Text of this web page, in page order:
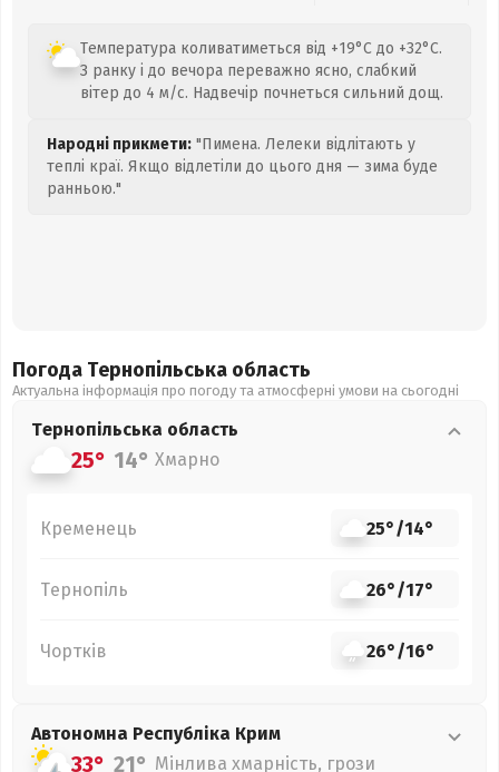
Температура коливатиметься від +19°C до +32°C.
З ранку і до вечора переважно ясно, слабкий
вітер до 4 м/с. Надвечір почнеться сильний дощ.
Народні прикмети: "Пимена. Лелеки відлітають у
теплі краї. Якщо відлетіли до цього дня — зима буде
ранньою."
Погода Тернопільська область
Актуальна інформація про погоду та атмосферні умови на сьогодні
Тернопільська область
25° 14° Хмарно
Кременець 25°/14°
Тернопіль 26°/17°
Чортків 26°/16°
Автономна Республіка Крим
33° 21° Мінлива хмарність, грози